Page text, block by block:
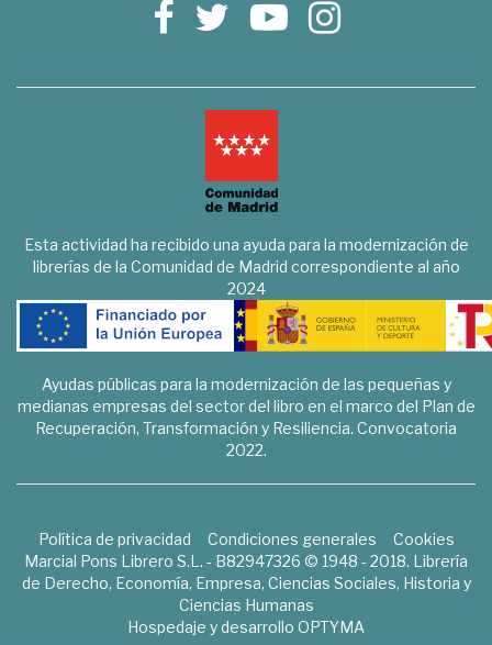
Esta actividad ha recibido una ayuda para la modernización de
librerías de la Comunidad de Madrid correspondiente al año
2024
Ayudas públicas para la modernización de las pequeñas y
medianas empresas del sector del libro en el marco del Plan de
Recuperación, Transformación y Resiliencia. Convocatoria
2022.
Política de privacidad Condiciones generales
Cookies
Marcial Pons Librero S.L. - B82947326 © 1948 - 2018. Librería
de Derecho, Economía, Empresa, Ciencias Sociales, Historia y
Ciencias Humanas
Hospedaje y desarrollo OPTYMA